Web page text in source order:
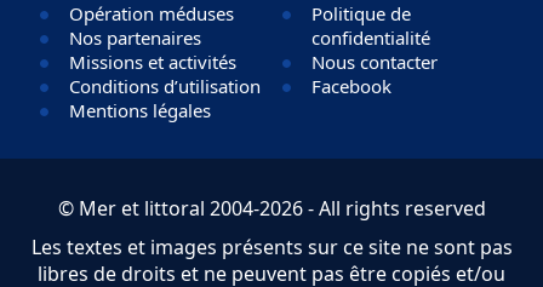
Opération méduses
Nos partenaires
Missions et activités
Conditions d’utilisation
Mentions légales
Politique de
confidentialité
Nous contacter
Facebook
© Mer et littoral 2004-2026 - All rights reserved
Les textes et images présents sur ce site ne sont pas
libres de droits et ne peuvent pas être copiés et/ou